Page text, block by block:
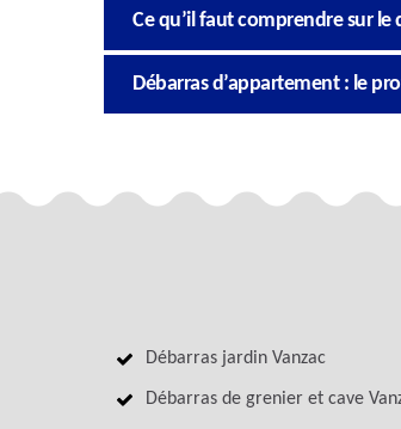
Ce qu’il faut comprendre sur le
Débarras d’appartement : le
Débarras jardin Vanzac
Débarras de grenier et cave